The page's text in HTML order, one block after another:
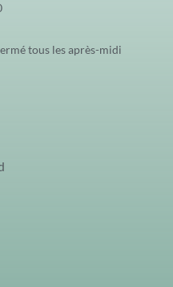
tous les après-midi